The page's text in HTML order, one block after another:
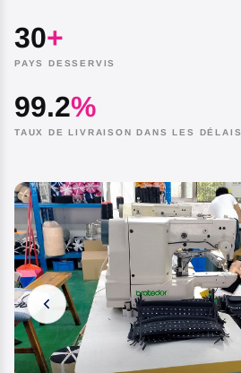
30+
PAYS DESSERVIS
99.2%
TAUX DE LIVRAISON DANS LES DÉLAIS